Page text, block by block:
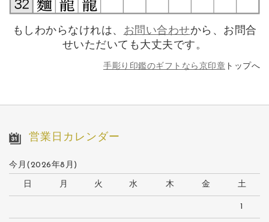
もしわからなけれは、 お問い合わせから、お問合
せいただいても大丈夫です。
手彫り印鑑のギフトなら京印章 トップへ
営業日カレンダー
今月(2026年8月)
日 月 火 水 木 金 土
1